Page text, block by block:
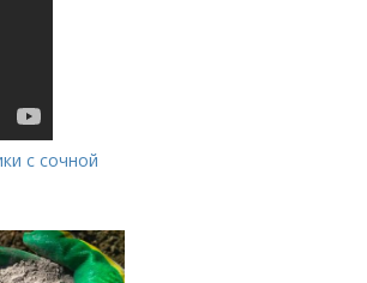
с сочной